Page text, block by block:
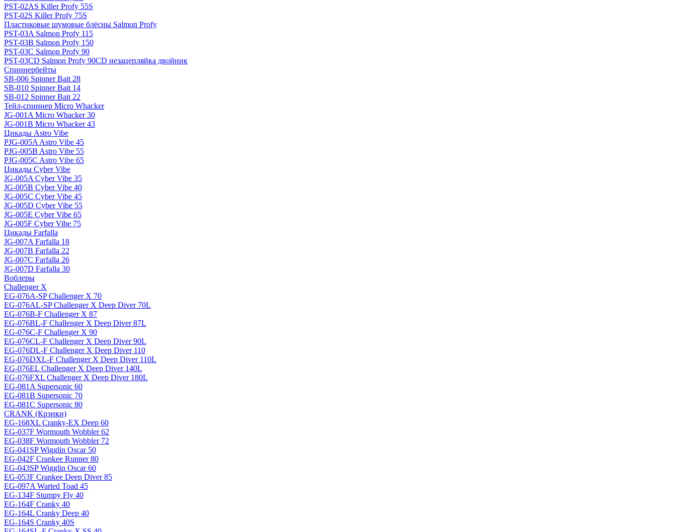
PST-02AS Killer Profy 55S
PST-02S Killer Profy 75S
Пластиковые шумовые блёсны Salmon Profy
PST-03A Salmon Profy 115
PST-03B Salmon Profy 150
PST-03C Salmon Profy 90
PST-03CD Salmon Profy 90CD незацепляйка двойник
Спиннербейты
SB-006 Spinner Bait 28
SB-010 Spinner Bait 14
SB-012 Spinner Bait 22
Тейл-спиннер Micro Whacker
JG-001A Micro Whacker 30
JG-001B Micro Whacker 43
Цикады Astro Vibe
PJG-005A Astro Vibe 45
PJG-005B Astro Vibe 55
PJG-005C Astro Vibe 65
Цикады Cyber Vibe
JG-005A Cyber Vibe 35
JG-005B Cyber Vibe 40
JG-005C Cyber Vibe 45
JG-005D Cyber Vibe 55
JG-005E Cyber Vibe 65
JG-005F Cyber Vibe 75
Цикады Farfalla
JG-007A Farfalla 18
JG-007B Farfalla 22
JG-007C Farfalla 26
JG-007D Farfalla 30
Воблеры
Challenger X
EG-076A-SP Challenger X 70
EG-076AL-SP Challenger X Deep Diver 70L
EG-076B-F Challenger X 87
EG-076BL-F Challenger X Deep Diver 87L
EG-076C-F Challenger X 90
EG-076CL-F Challenger X Deep Diver 90L
EG-076DL-F Challenger X Deep Diver 110
EG-076DXL-F Challenger X Deep Diver 110L
EG-076EL Challenger X Deep Diver 140L
EG-076FXL Challenger X Deep Diver 180L
EG-081A Supersonic 60
EG-081B Supersonic 70
EG-081C Supersonic 80
CRANK (Крэнки)
EG-168XL Cranky-EX Deep 60
EG-037F Wormouth Wobbler 62
EG-038F Wormouth Wobbler 72
EG-041SP Wigglin Oscar 50
EG-042F Crankee Runner 80
EG-043SP Wigglin Oscar 60
EG-053F Crankee Deep Diver 85
EG-097A Warted Toad 45
EG-134F Stumpy Fly 40
EG-164F Cranky 40
EG-164L Cranky Deep 40
EG-164S Cranky 40S